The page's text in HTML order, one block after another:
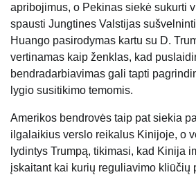
apribojimus, o Pekinas siekė sukurti
spausti Jungtines Valstijas
Huango pasirodymas kartu su D.
vertinamas kaip ženklas, kad
bendradarbiavimas gali tapti
lygio susitikimo temomis.
Amerikos bendrovės taip pat siekia
ilgalaikius verslo reikalus Kinijoje, o
lydintys Trumpą, tikimasi, kad Kinija
įskaitant kai kurių reguliavimo kliūčių